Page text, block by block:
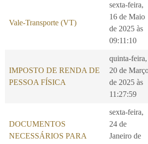
Vale-Transporte (VT)
sexta-feira,
16 de Maio
de 2025 às
09:11:10
IMPOSTO DE RENDA DE
PESSOA FÍSICA
quinta-feira,
20 de
de 2025 às
11:27:59
DOCUMENTOS
NECESSÁRIOS PARA
sexta-feira,
24 de
Janeiro de